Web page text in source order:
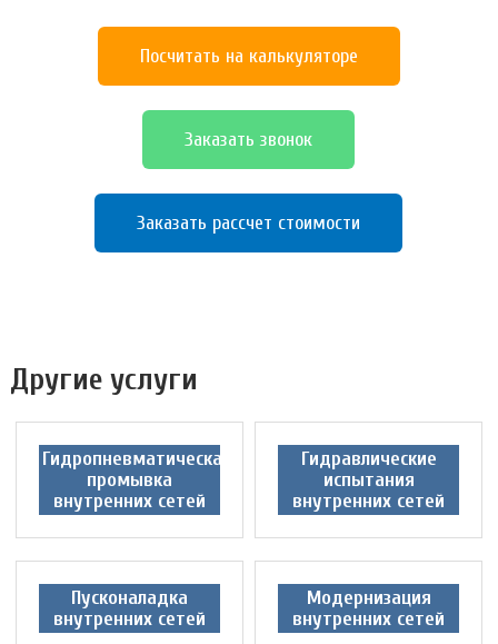
Посчитать на калькуляторе
Заказать звонок
Заказать рассчет стоимости
Другие услуги
Гидропневматическая
промывка
внутренних сетей
Гидравлические
испытания
внутренних сетей
Пусконаладка
внутренних сетей
Модернизация
внутренних сетей